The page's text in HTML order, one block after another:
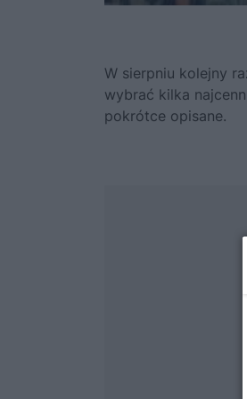
W sierpniu kolejny
wybrać kilka
pokrótce opisane.